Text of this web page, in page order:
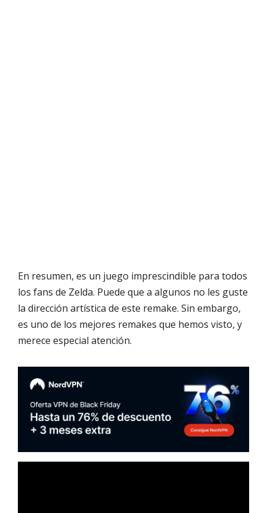
En resumen, es un juego imprescindible para todos
los fans de Zelda. Puede que a algunos no les guste
la dirección artística de este remake. Sin embargo,
es uno de los mejores remakes que hemos visto, y
merece especial atención.